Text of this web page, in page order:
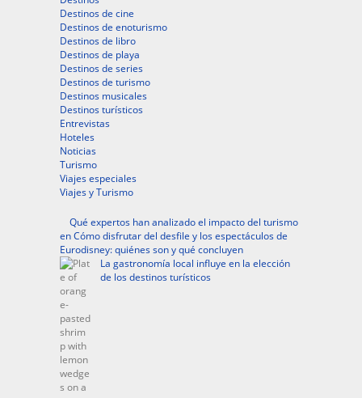
Destinos de cine
Destinos de enoturismo
Destinos de libro
Destinos de playa
Destinos de series
Destinos de turismo
Destinos musicales
Destinos turísticos
Entrevistas
Hoteles
Noticias
Turismo
Viajes especiales
Viajes y Turismo
Qué expertos han analizado el impacto del turismo
en Cómo disfrutar del desfile y los espectáculos de
Eurodisney: quiénes son y qué concluyen
La gastronomía local influye en la elección
de los destinos turísticos